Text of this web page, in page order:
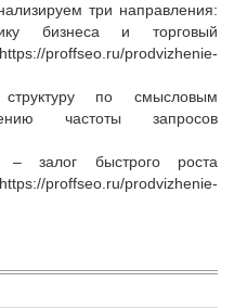
три направления:
бизнеса и торговый
prodvizhenie-
по смысловым
частоты запросов
– залог быстрого роста
proffseo.ru/prodvizhenie-